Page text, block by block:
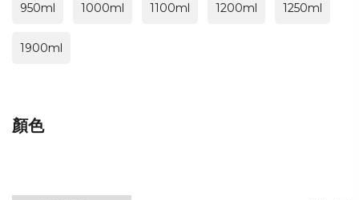
950ml 1000ml 1100ml 1200ml 1250ml
1900ml
顏色